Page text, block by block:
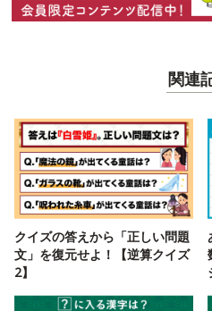
関連
クイズの答えから「正しい問題
文」を復元せよ！【逆算クイズ
2】